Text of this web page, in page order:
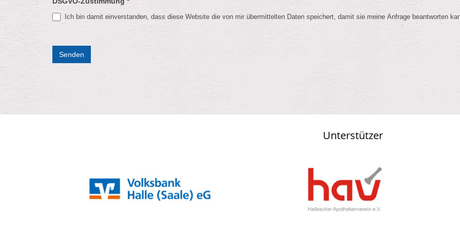
Ich bin damit einverstanden, dass diese Website die von mir übermittelten Daten speichert, damit sie meine Anfrage beantworten
Senden
Unterstützer